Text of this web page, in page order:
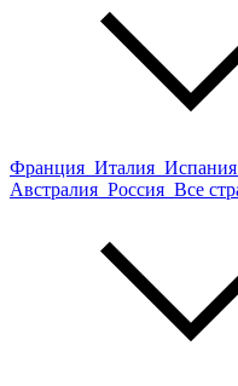
Франция Италия Испания
Австралия Россия Все